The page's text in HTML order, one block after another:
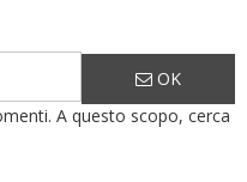
OK
A questo scopo, cerca